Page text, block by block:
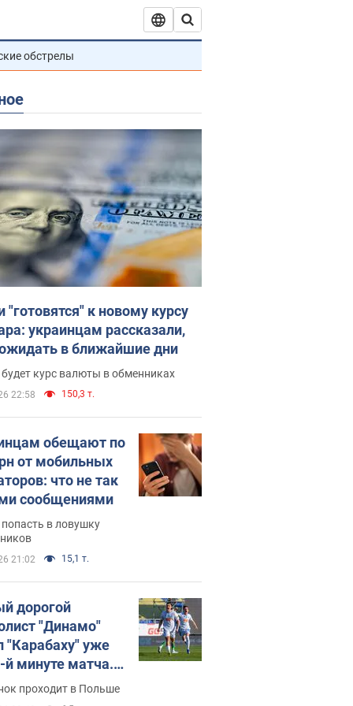
обстрелы
"готовятся" к новому курсу
украинцам рассказали,
в ближайшие дни
курс валюты в обменниках
22:58 150,3 т.
обещают по
от мобильных
что не так
сообщениями
попасть в ловушку
21:02 15,1 т.
дорогой
"Динамо"
"Карабаху" уже
й минуте матча.
проходит в Польше